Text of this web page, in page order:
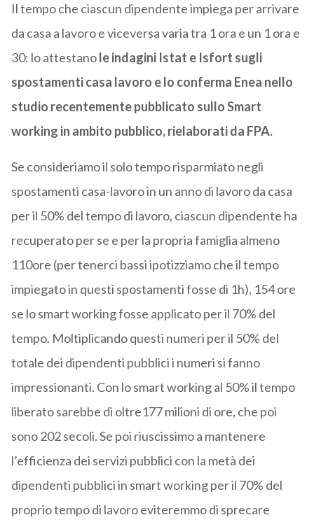
Il tempo che ciascun dipendente impiega per arrivare
da casa a lavoro e viceversa varia tra 1 ora e un 1 ora e
30: lo attestanole indagini Istat e Isfort sugli
spostamenti casa lavoro e lo conferma Enea nello
studio recentemente pubblicato sullo Smart
working in ambito pubblico, rielaborati da FPA.
Se consideriamo il solo tempo risparmiato negli
spostamenti casa-lavoro in un anno di lavoro da casa
per il 50% del tempo di lavoro, ciascun dipendente ha
recuperato per se e per la propria famiglia almeno
110ore (per tenerci bassi ipotizziamo che il tempo
impiegato in questi spostamenti fosse di 1h), 154 ore
se lo smart working fosse applicato per il 70% del
tempo. Moltiplicando questi numeri per il 50% del
totale dei dipendenti pubblici i numeri si fanno
impressionanti. Con lo smart working al 50% il tempo
liberato sarebbe di oltre177 milioni di ore, che poi
sono 202 secoli. Se poi riuscissimo a mantenere
l’efficienza dei servizi pubblici con la metà dei
dipendenti pubblici in smart working per il 70% del
proprio tempo di lavoro eviteremmo di sprecare